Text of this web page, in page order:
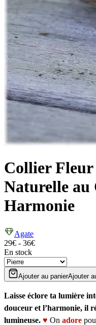
Collier
Naturelle au
Harmonie
Agate
29€ - 36€
En stock
Ajouter au panierAjouter
Laisse éclore ta lumière
douceur et l’harmonie, il
lumineuse. ♥ On adore